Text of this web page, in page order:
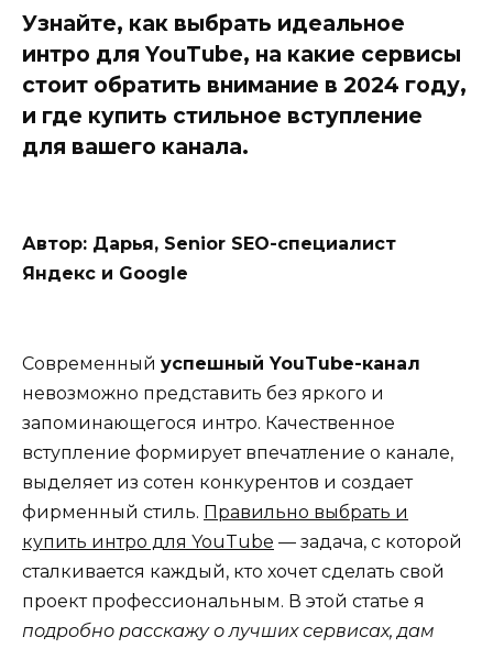
Узнайте, как выбрать идеальное
интро для YouTube, на какие сервисы
стоит обратить внимание в 2024 году,
и где купить стильное вступление
для вашего канала.
Автор: Дарья, Senior SEO-специалист
Яндекс и Google
Современный успешный YouTube-канал
невозможно представить без яркого и
запоминающегося интро. Качественное
вступление формирует впечатление о канале,
выделяет из сотен конкурентов и создает
фирменный стиль. Правильно выбрать и
купить интро для YouTube — задача, с которой
сталкивается каждый, кто хочет сделать свой
проект профессиональным. В этой статье я
подробно расскажу о лучших сервисах, дам